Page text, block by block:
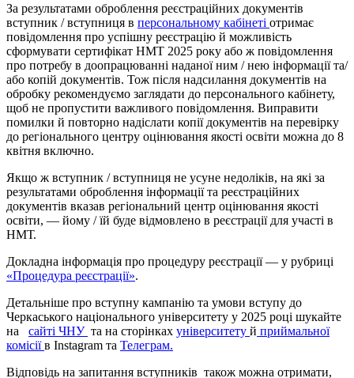
За результатами оброблення реєстраційних документів
вступник / вступниця в персональному кабінеті отримає
повідомлення про успішну реєстрацію й можливість
сформувати сертифікат НМТ 2025 року або ж повідомлення
про потребу в доопрацюванні наданої ним / нею інформації та/
або копій документів. Тож після надсилання документів на
обробку рекомендуємо заглядати до персонального кабінету,
щоб не пропустити важливого повідомлення. Виправити
помилки й повторно надіслати копії документів на перевірку
до регіонального центру оцінювання якості освіти можна до 8
квітня включно.
Якщо ж вступник / вступниця не усуне недоліків, на які за
результатами оброблення інформації та реєстраційних
документів вказав регіональний центр оцінювання якості
освіти, — йому / їй буде відмовлено в реєстрації для участі в
НМТ.
Докладна інформація про процедуру реєстрації — у рубриці
«Процедура реєстрації».
Детальніше про вступну кампанію та умови вступу до
Черкаського національного університету у 2025 році шукайте
на сайті ЧНУ та на сторінках університету й приймальної
комісіїв Іnstagram та Телеграм.
Відповідь на запитання вступників також можна отримати,